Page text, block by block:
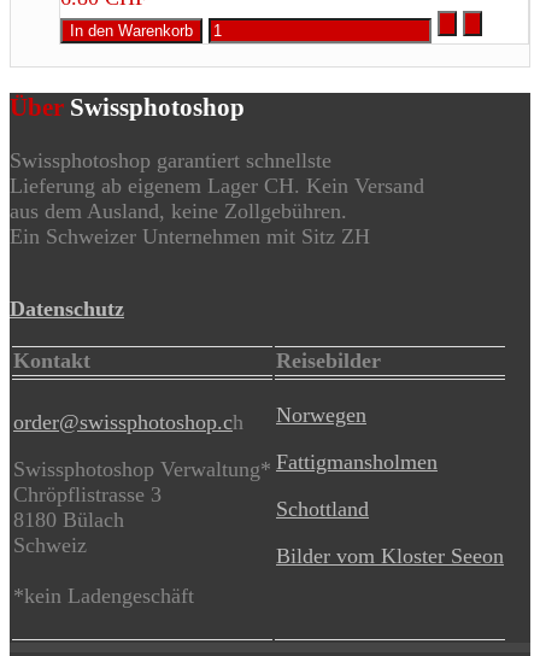
Über Swissphotoshop
Swissphotoshop garantiert schnellste
Lieferung ab eigenem Lager CH. Kein Versand
aus dem Ausland, keine Zollgebühren.
Ein Schweizer Unternehmen mit Sitz ZH
Datenschutz
Kontakt Reisebilder
order@swissphotoshop.ch
Swissphotoshop Verwaltung*
Chröpflistrasse 3
8180 Bülach
Schweiz
*kein Ladengeschäft
Norwegen
Fattigmansholmen
Schottland
Bilder vom Kloster Seeon